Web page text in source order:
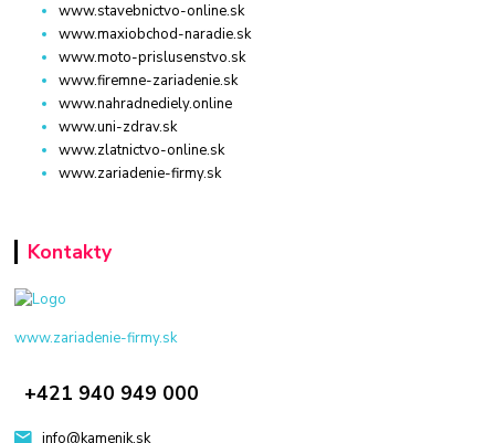
www.stavebnictvo-online.sk
www.maxiobchod-naradie.sk
www.moto-prislusenstvo.sk
www.firemne-zariadenie.sk
www.nahradnediely.online
www.uni-zdrav.sk
www.zlatnictvo-online.sk
www.zariadenie-firmy.sk
Kontakty
www.zariadenie-firmy.sk
+421 940 949 000
info@kamenik.sk